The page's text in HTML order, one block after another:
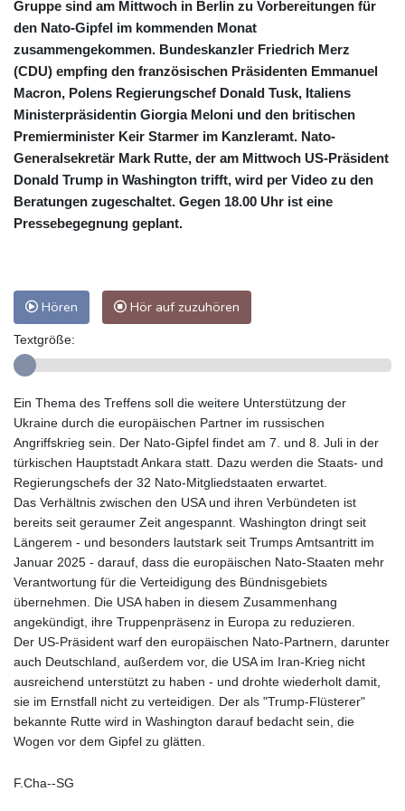
Gruppe sind am Mittwoch in Berlin zu Vorbereitungen für
den Nato-Gipfel im kommenden Monat
zusammengekommen. Bundeskanzler Friedrich Merz
(CDU) empfing den französischen Präsidenten Emmanuel
Macron, Polens Regierungschef Donald Tusk, Italiens
Ministerpräsidentin Giorgia Meloni und den britischen
Premierminister Keir Starmer im Kanzleramt. Nato-
Generalsekretär Mark Rutte, der am Mittwoch US-Präsident
Donald Trump in Washington trifft, wird per Video zu den
Beratungen zugeschaltet. Gegen 18.00 Uhr ist eine
Pressebegegnung geplant.
Hören Hör auf zuzuhören
Textgröße:
Ein Thema des Treffens soll die weitere Unterstützung der
Ukraine durch die europäischen Partner im russischen
Angriffskrieg sein. Der Nato-Gipfel findet am 7. und 8. Juli in der
türkischen Hauptstadt Ankara statt. Dazu werden die Staats- und
Regierungschefs der 32 Nato-Mitgliedstaaten erwartet.
Das Verhältnis zwischen den USA und ihren Verbündeten ist
bereits seit geraumer Zeit angespannt. Washington dringt seit
Längerem - und besonders lautstark seit Trumps Amtsantritt im
Januar 2025 - darauf, dass die europäischen Nato-Staaten mehr
Verantwortung für die Verteidigung des Bündnisgebiets
übernehmen. Die USA haben in diesem Zusammenhang
angekündigt, ihre Truppenpräsenz in Europa zu reduzieren.
Der US-Präsident warf den europäischen Nato-Partnern, darunter
auch Deutschland, außerdem vor, die USA im Iran-Krieg nicht
ausreichend unterstützt zu haben - und drohte wiederholt damit,
sie im Ernstfall nicht zu verteidigen. Der als "Trump-Flüsterer"
bekannte Rutte wird in Washington darauf bedacht sein, die
Wogen vor dem Gipfel zu glätten.
F.Cha--SG